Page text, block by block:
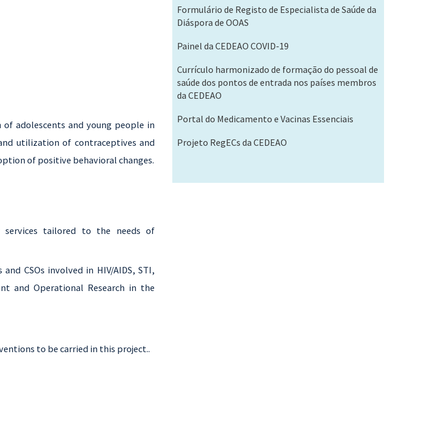
adolescents and young people in
utilization of contraceptives and
of positive behavioral changes.
services tailored to the needs of
CSOs involved in HIV/AIDS, STI,
and Operational Research in the
to be carried in this project..
Formulário de Registo de Especialista de Saúde da
Diáspora de OOAS
Painel da CEDEAO COVID-19
Currículo harmonizado de formação do pessoal de
saúde dos pontos de entrada nos países membros
da CEDEAO
Portal do Medicamento e Vacinas Essenciais
Projeto RegECs da CEDEAO